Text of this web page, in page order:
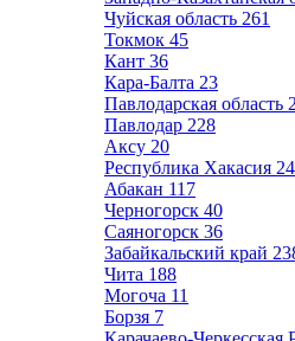
Чуйская область 261
Токмок 45
Кант 36
Кара-Балта 23
Павлодарская область
Павлодар 228
Аксу 20
Республика Хакасия
Абакан 117
Черногорск 40
Саяногорск 36
Забайкальский край
Чита 188
Могоча 11
Борзя 7